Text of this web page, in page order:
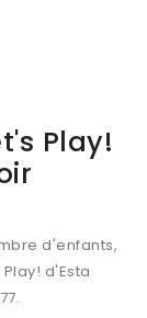
Play!
d'enfants,
d'Esta